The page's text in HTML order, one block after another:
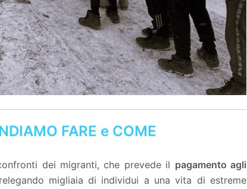
FARE e COME
dei migranti, che prevede il pagamento agli
migliaia di individui a una vita di estreme